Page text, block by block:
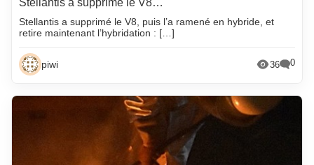
Stellantis a supprimé le V8…
Stellantis a supprimé le V8, puis l’a ramené en hybride, et
retire maintenant l’hybridation : […]
piwi 36 0